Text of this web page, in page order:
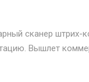
сканер штрих-
Вышлет